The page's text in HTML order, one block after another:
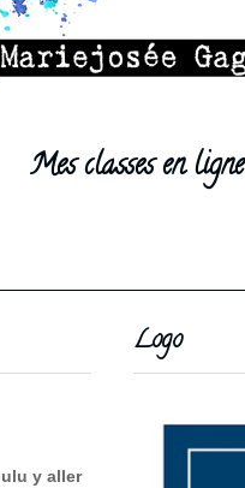
Mes classes en ligne
y aller
Logo